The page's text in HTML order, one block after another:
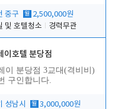
중구 월 2,500,000원
및 호텔청소
경력무관
이호텔 분당점
이 분당점 3교대(격비비)
구인합니다.
성남시 월 3,000,000원